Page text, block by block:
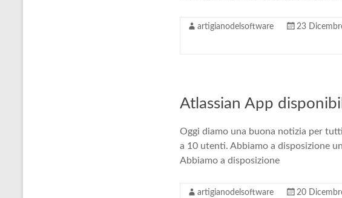
artigianodelsoftware 23
Atlassian App
Oggi diamo una buona notizia per
a 10 utenti. Abbiamo a disposizione
Abbiamo a disposizione
artigianodelsoftware 20